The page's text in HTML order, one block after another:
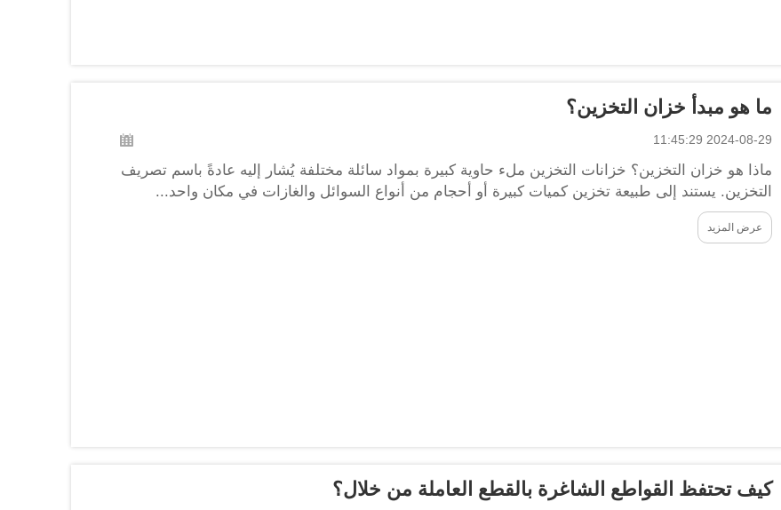
ما هو مبدأ خزان التخزين؟
2024-08-29 11:45:29
ماذا هو خزان التخزين؟ خزانات التخزين ملء حاوية كبيرة بمواد سائلة مختلفة يُشار إليه عادةً باسم تصريف
التخزين. يستند إلى طبيعة تخزين كميات كبيرة أو أحجام من أنواع السوائل والغازات في مكان واحد...
عرض المزيد
كيف تحتفظ القواطع الشاغرة بالقطع العاملة من خلال؟